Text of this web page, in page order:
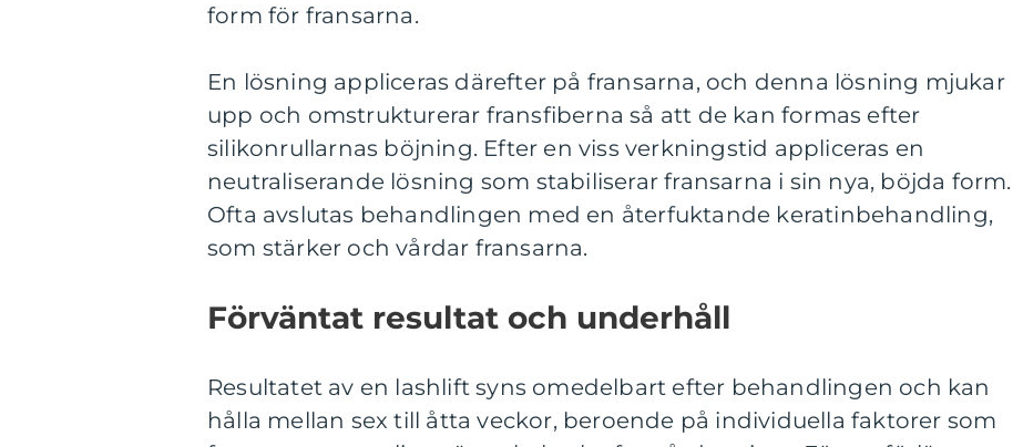
form för fransarna.
En lösning appliceras därefter på fransarna, och denna lösning mjukar
upp och omstrukturerar fransfiberna så att de kan formas efter
silikonrullarnas böjning. Efter en viss verkningstid appliceras en
neutraliserande lösning som stabiliserar fransarna i sin nya, böjda form.
Ofta avslutas behandlingen med en återfuktande keratinbehandling,
som stärker och vårdar fransarna.
Förväntat resultat och underhåll
Resultatet av en lashlift syns omedelbart efter behandlingen och kan
hålla mellan sex till åtta veckor, beroende på individuella faktorer som